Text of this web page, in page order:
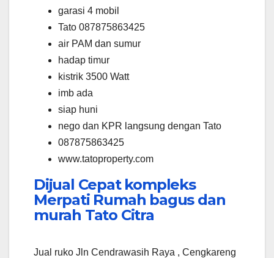
garasi 4 mobil
Tato 087875863425
air PAM dan sumur
hadap timur
kistrik 3500 Watt
imb ada
siap huni
nego dan KPR langsung dengan Tato
087875863425
www.tatoproperty.com
Dijual Cepat kompleks
Merpati Rumah bagus dan
murah Tato Citra
Jual ruko Jln Cendrawasih Raya , Cengkareng